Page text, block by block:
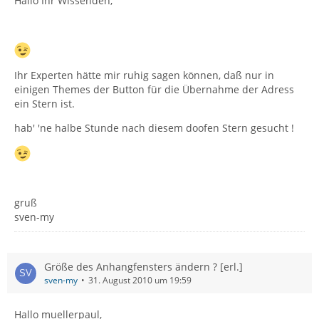
Ihr Experten hätte mir ruhig sagen können, daß nur in
einigen Themes der Button für die Übernahme der Adress
ein Stern ist.
hab' 'ne halbe Stunde nach diesem doofen Stern gesucht !
gruß
sven-my
Größe des Anhangfensters ändern ? [erl.]
sven-my 31. August 2010 um 19:59
Hallo muellerpaul,